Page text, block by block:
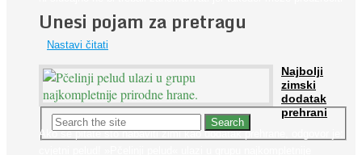
...
Nastavi čitati
Najbolji
zimski
dodatak
prehrani
Ako se pitate što nabaviti zimi kao dodatak prehrane, odgovor je:
Unesi pojam za pretragu